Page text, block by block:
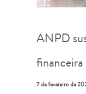
ANPD
financeira
7 de fevereiro de